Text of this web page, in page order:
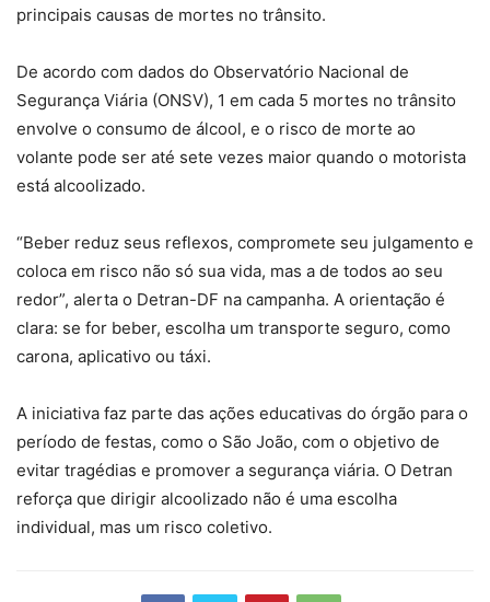
principais causas de mortes no trânsito.
De acordo com dados do Observatório Nacional de
Segurança Viária (ONSV), 1 em cada 5 mortes no trânsito
envolve o consumo de álcool, e o risco de morte ao
volante pode ser até sete vezes maior quando o motorista
está alcoolizado.
“Beber reduz seus reflexos, compromete seu julgamento e
coloca em risco não só sua vida, mas a de todos ao seu
redor”, alerta o Detran-DF na campanha. A orientação é
clara: se for beber, escolha um transporte seguro, como
carona, aplicativo ou táxi.
A iniciativa faz parte das ações educativas do órgão para o
período de festas, como o São João, com o objetivo de
evitar tragédias e promover a segurança viária. O Detran
reforça que dirigir alcoolizado não é uma escolha
individual, mas um risco coletivo.